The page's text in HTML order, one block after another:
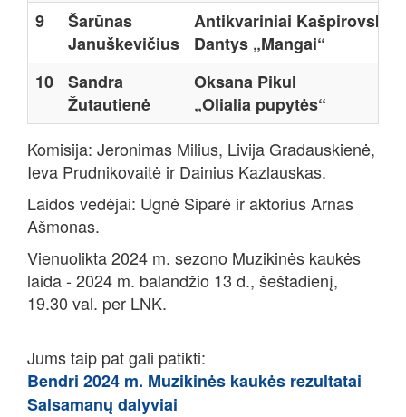
9
Šarūnas
Januškevičius
Antikvariniai Kašpirovskio
Dantys „Mangai“
10
Sandra
Žutautienė
Oksana Pikul
„Olialia pupytės“
Komisija: Jeronimas Milius, Livija Gradauskienė,
Ieva Prudnikovaitė ir Dainius Kazlauskas.
Laidos vedėjai: Ugnė Siparė ir aktorius Arnas
Ašmonas.
Vienuolikta 2024 m. sezono Muzikinės kaukės
laida - 2024 m. balandžio 13 d., šeštadienį,
19.30 val. per LNK.
Jums taip pat gali patikti:
Bendri 2024 m. Muzikinės kaukės rezultatai
Salsamanų dalyviai